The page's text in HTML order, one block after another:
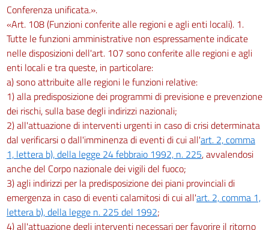
Conferenza unificata.».
«Art. 108 (Funzioni conferite alle regioni e agli enti locali). 1.
Tutte le funzioni amministrative non espressamente indicate
nelle disposizioni dell'art. 107 sono conferite alle regioni e agli
enti locali e tra queste, in particolare:
a) sono attribuite alle regioni le funzioni relative:
1) alla predisposizione dei programmi di previsione e prevenzione
dei rischi, sulla base degli indirizzi nazionali;
2) all'attuazione di interventi urgenti in caso di crisi determinata
dal verificarsi o dall'imminenza di eventi di cui all'art. 2, comma
1, lettera b), della legge 24 febbraio 1992, n. 225, avvalendosi
anche del Corpo nazionale dei vigili del fuoco;
3) agli indirizzi per la predisposizione dei piani provinciali di
emergenza in caso di eventi calamitosi di cui all'art. 2, comma 1,
lettera b), della legge n. 225 del 1992;
4) all'attuazione degli interventi necessari per favorire il ritorno